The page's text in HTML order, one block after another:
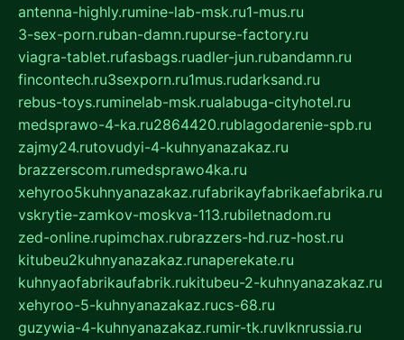
antenna-highly.rumine-lab-msk.ru1-mus.ru
3-sex-porn.ruban-damn.rupurse-factory.ru
viagra-tablet.rufasbags.ruadler-jun.rubandamn.ru
fincontech.ru3sexporn.ru1mus.rudarksand.ru
rebus-toys.ruminelab-msk.rualabuga-cityhotel.ru
medsprawo-4-ka.ru2864420.rublagodarenie-spb.ru
zajmy24.rutovudyi-4-kuhnyanazakaz.ru
brazzerscom.rumedsprawo4ka.ru
xehyroo5kuhnyanazakaz.rufabrikayfabrikaefabrika.ru
vskrytie-zamkov-moskva-113.rubiletnadom.ru
zed-online.rupimchax.rubrazzers-hd.ruz-host.ru
kitubeu2kuhnyanazakaz.runaperekate.ru
kuhnyaofabrikaufabrik.rukitubeu-2-kuhnyanazakaz.ru
xehyroo-5-kuhnyanazakaz.rucs-68.ru
guzywia-4-kuhnyanazakaz.rumir-tk.ruvlknrussia.ru